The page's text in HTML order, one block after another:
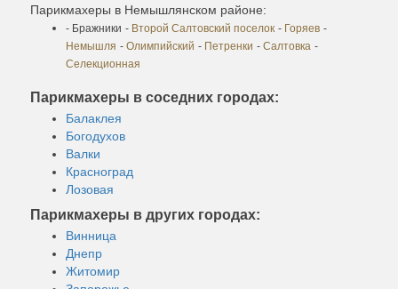
Парикмахеры в Немышлянском районе:
- Бражники - Второй Салтовский поселок - Горяев -
Немышля - Олимпийский - Петренки - Салтовка -
Селекционная
Парикмахеры в соседних городах:
Балаклея
Богодухов
Валки
Красноград
Лозовая
Парикмахеры в других городах:
Винница
Днепр
Житомир